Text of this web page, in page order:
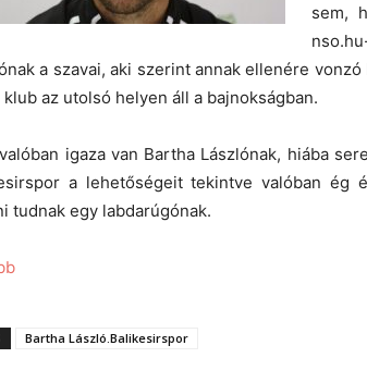
sem,
a szavai, aki szerint annak ellenére
az utolsó helyen áll a bajnokságban.
igaza van Bartha Lászlónak, hiába
a lehetőségeit tekintve valóban ég
tudnak egy labdarúgónak.
Bartha László.Balikesirspor